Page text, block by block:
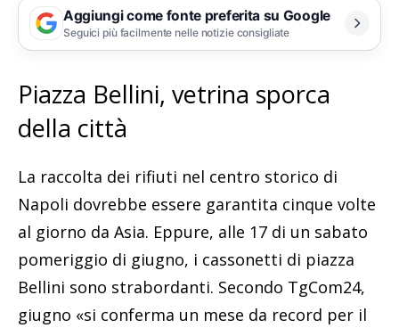
Aggiungi come fonte preferita su Google
Seguici più facilmente nelle notizie consigliate
Piazza Bellini, vetrina sporca
della città
La raccolta dei rifiuti nel centro storico di
Napoli dovrebbe essere garantita cinque volte
al giorno da Asia. Eppure, alle 17 di un sabato
pomeriggio di giugno, i cassonetti di piazza
Bellini sono strabordanti. Secondo TgCom24,
giugno «si conferma un mese da record per il